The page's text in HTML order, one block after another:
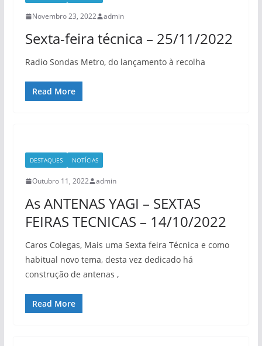
Novembro 23, 2022 admin
Sexta-feira técnica – 25/11/2022
Radio Sondas Metro, do lançamento à recolha
Read More
DESTAQUES NOTÍCIAS
Outubro 11, 2022 admin
As ANTENAS YAGI – SEXTAS
FEIRAS TECNICAS – 14/10/2022
Caros Colegas, Mais uma Sexta feira Técnica e como
habitual novo tema, desta vez dedicado há
construção de antenas ,
Read More